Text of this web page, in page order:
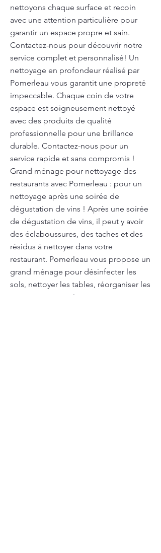
nettoyons chaque surface et recoin
avec une attention particulière pour
garantir un espace propre et sain.
Contactez-nous pour découvrir notre
service complet et personnalisé! Un
nettoyage en profondeur réalisé par
Pomerleau vous garantit une propreté
impeccable. Chaque coin de votre
espace est soigneusement nettoyé
avec des produits de qualité
professionnelle pour une brillance
durable. Contactez-nous pour un
service rapide et sans compromis !
Grand ménage pour nettoyage des
restaurants avec Pomerleau : pour un
nettoyage après une soirée de
dégustation de vins ! Après une soirée
de dégustation de vins, il peut y avoir
des éclaboussures, des taches et des
résidus à nettoyer dans votre
restaurant. Pomerleau vous propose un
grand ménage pour désinfecter les
sols, nettoyer les tables, réorganiser les
espaces et garantir un restaurant